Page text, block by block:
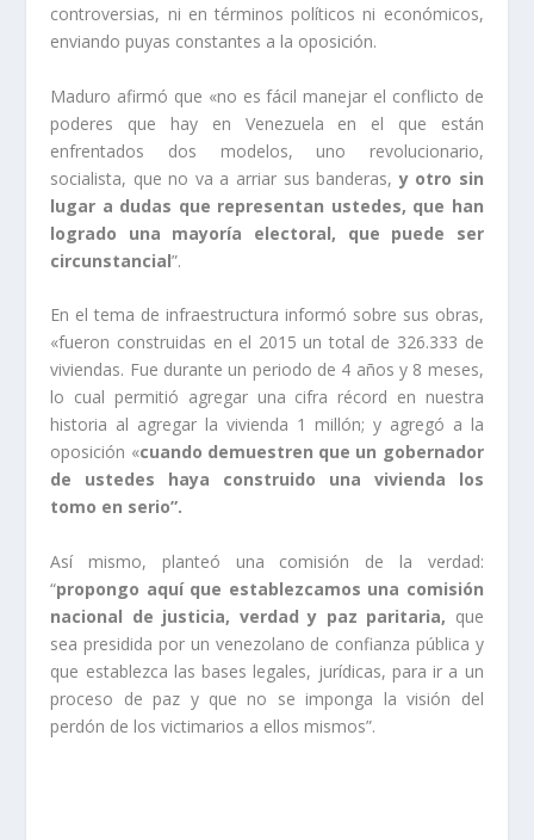
controversias, ni en términos políticos ni económicos,
enviando puyas constantes a la oposición.
Maduro afirmó que «no es fácil manejar el conflicto de
poderes que hay en Venezuela en el que están
enfrentados dos modelos, uno revolucionario,
socialista, que no va a arriar sus banderas,y otro sin
lugar a dudas que representan ustedes, que han
logrado una mayoría electoral, que puede ser
circunstancial”.
En el tema de infraestructura informó sobre sus obras,
«fueron construidas en el 2015 un total de 326.333 de
viviendas. Fue durante un periodo de 4 años y 8 meses,
lo cual permitió agregar una cifra récord en nuestra
historia al agregar la vivienda 1 millón; y agregó a la
oposición «cuando demuestren que un gobernador
de ustedes haya construido una vivienda los
tomo en serio”.
Así mismo, planteó una comisión de la verdad:
“propongo aquí que establezcamos una comisión
nacional de justicia, verdad y paz paritaria, que
sea presidida por un venezolano de confianza pública y
que establezca las bases legales, jurídicas, para ir a un
proceso de paz y que no se imponga la visión del
perdón de los victimarios a ellos mismos”.